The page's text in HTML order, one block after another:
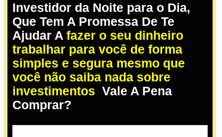
Investidor da Noite para o Dia,
Que Tem A Promessa De Te
Ajudar A fazer o seu dinheiro
trabalhar para você de forma
simples e segura mesmo que
você não saiba nada sobre
investimentos Vale A Pena
Comprar?